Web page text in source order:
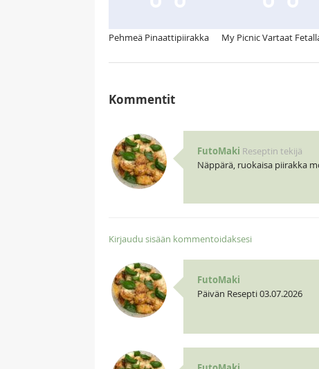
Pehmeä Pinaattipiirakka My Picnic Vartaat
Kommentit
FutoMaki Reseptin tekijä
Näppärä, ruokaisa piirakka
Kirjaudu sisään kommentoidaksesi
FutoMaki
Päivän Resepti 03.07.2026